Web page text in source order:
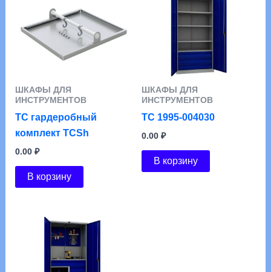
ШКАФЫ ДЛЯ
ИНСТРУМЕНТОВ
TC гардеробный
комплект TCSh
0.00 ₽
В корзину
ШКАФЫ ДЛЯ
ИНСТРУМЕНТОВ
ТС 1995-004030
0.00 ₽
В корзину